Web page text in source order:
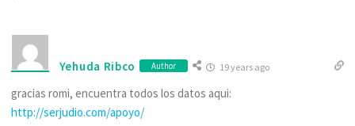
Yehuda Ribco Author 19 years ago
gracias romi, encuentra todos los datos aqui:
http://serjudio.com/apoyo/